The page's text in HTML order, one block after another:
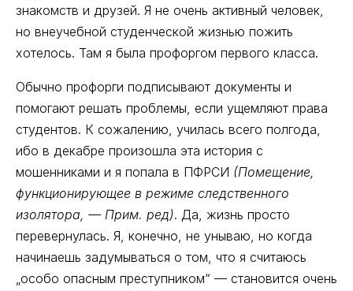
знакомств и друзей. Я не очень активный человек,
но внеучебной студенческой жизнью пожить
хотелось. Там я была профоргом первого класса.
Обычно профорги подписывают документы и
помогают решать проблемы, если ущемляют права
студентов. К сожалению, училась всего полгода,
ибо в декабре произошла эта история с
мошенниками и я попала в ПФРСИ (Помещение,
функционирующее в режиме следственного
изолятора, — Прим. ред). Да, жизнь просто
перевернулась. Я, конечно, не унываю, но когда
начинаешь задумываться о том, что я считаюсь
„особо опасным преступником“ — становится очень